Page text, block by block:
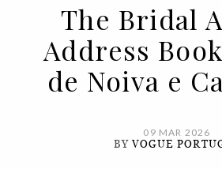
The Bridal
Address
de Noiva e
09 MAR 2026
BYVOGUE